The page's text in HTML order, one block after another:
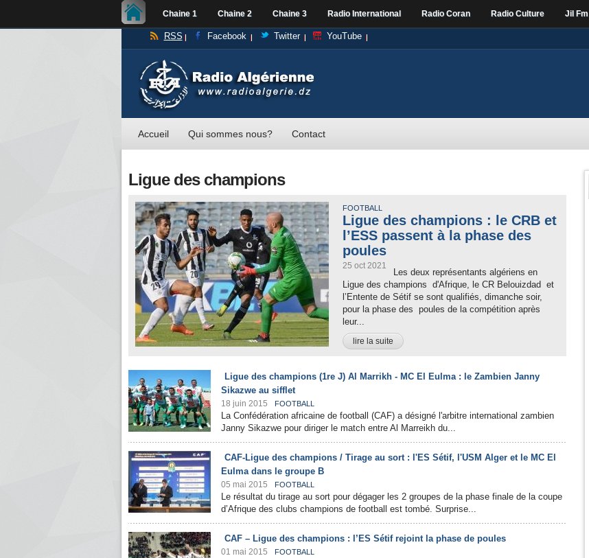
Chaine 1 Chaine 2 Chaine 3 Radio International Radio Coran Radio Culture Jil Fm
RSS Facebook Twitter YouTube
Accueil Qui sommes nous? Contact
Ligue des champions
FOOTBALL
Ligue des champions : le CRB et
l’ESS passent à la phase des
poules
25 oct 2021
Les deux représentants algériens en
Ligue des champions d'Afrique, le CR Belouizdad et
l’Entente de Sétif se sont qualifiés, dimanche soir,
pour la phase des poules de la compétition après
leur...
lire la suite
Ligue des champions (1re J) Al Marrikh - MC El Eulma : le Zambien Janny
Sikazwe au sifflet
18 juin 2015 FOOTBALL
La Confédération africaine de football (CAF) a désigné l'arbitre international zambien
Janny Sikazwe pour diriger le match entre Al Marreikh du...
CAF-Ligue des champions / Tirage au sort : l'ES Sétif, l'USM Alger et le MC El
Eulma dans le groupe B
05 mai 2015 FOOTBALL
Le résultat du tirage au sort pour dégager les 2 groupes de la phase finale de la coupe
d’Afrique des clubs champions de football est tombé. Surprise...
CAF – Ligue des champions : l’ES Sétif rejoint la phase de poules
01 mai 2015 FOOTBALL